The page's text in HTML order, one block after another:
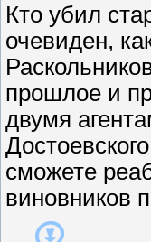
Кто убил
очевиден,
прошлое и
двумя
сможете
виновников